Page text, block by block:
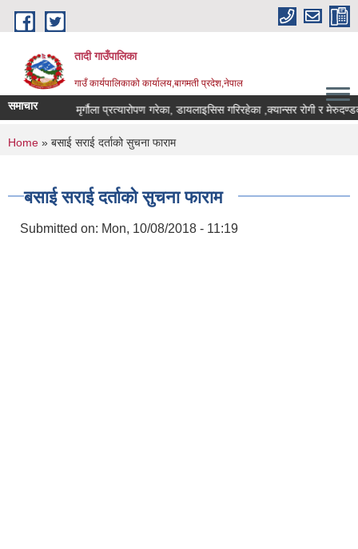
Skip to main content
तादी गाउँपालिका
गाउँ कार्यपालिकाको कार्यालय,बागमती प्रदेश,नेपाल
समाचार मृर्गौला प्रत्यारोपण गरेका, डायलाइसिस गरिरहेका ,क्यान्सर रोगी र
You are here
Home » बसाई सराई दर्ताको सुचना फाराम
बसाई सराई दर्ताको सुचना फाराम
Submitted on: Mon, 10/08/2018 - 11:19